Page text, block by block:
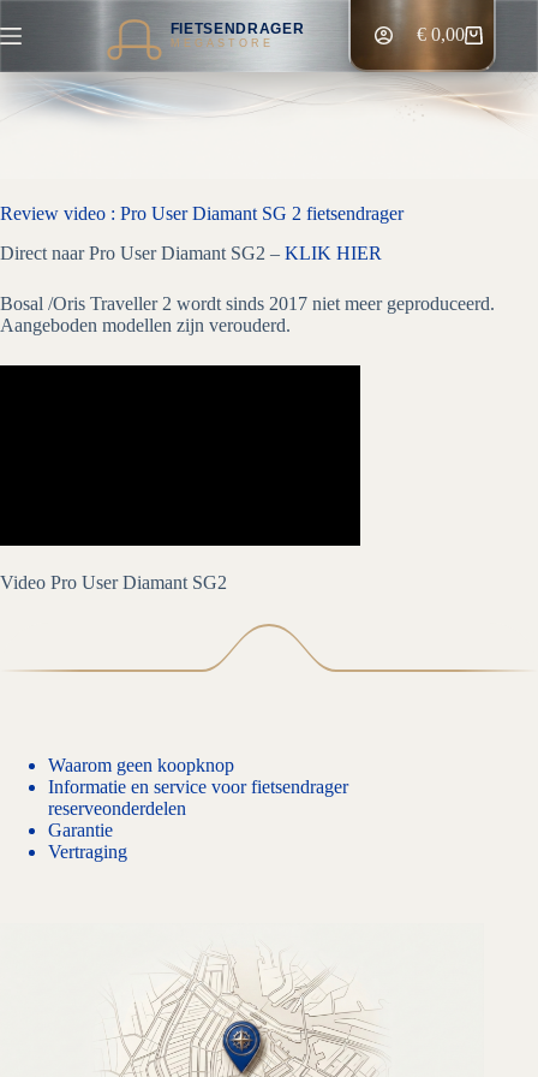
naar
inhoud
FIETSENDRAGER
MEGASTORE Winkelwagen
€0,00
Review video : Pro User Diamant SG 2 fietsendrager
Direct naar Pro User Diamant SG2 – KLIK HIER
Bosal /Oris Traveller 2 wordt sinds 2017 niet meer geproduceerd.
Aangeboden modellen zijn verouderd.
Video Pro User Diamant SG2
Waarom geen koopknop
Informatie en service voor fietsendrager
reserveonderdelen
Garantie
Vertraging